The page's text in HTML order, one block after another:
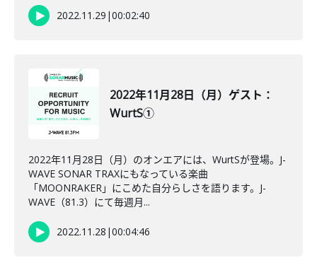
2022.11.29 |00:02:40
2022年11月28日（月）ゲスト：
WurtS①
2022年11月28日（月）のオンエアには、WurtSが登場。J-
WAVE SONAR TRAXにもなっている楽曲
「MOONRAKER」にこめた自分らしさを語ります。J-
WAVE（81.3）にて毎週月...
2022.11.28 |00:04:46